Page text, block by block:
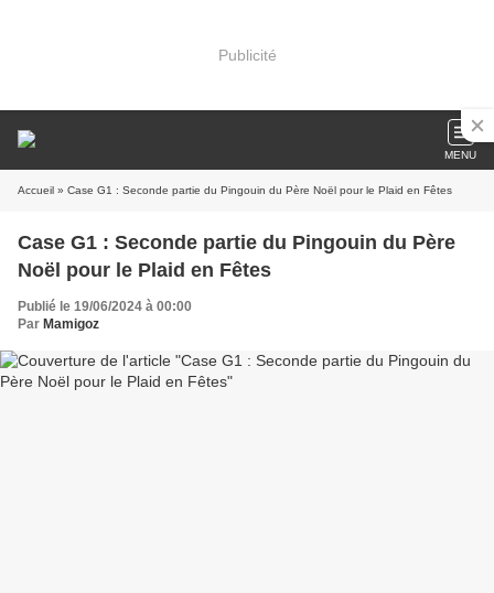
Publicité
MENU
Accueil » Case G1 : Seconde partie du Pingouin du Père Noël pour le Plaid en Fêtes
Case G1 : Seconde partie du Pingouin du Père
Noël pour le Plaid en Fêtes
Publié le 19/06/2024 à 00:00
Par Mamigoz